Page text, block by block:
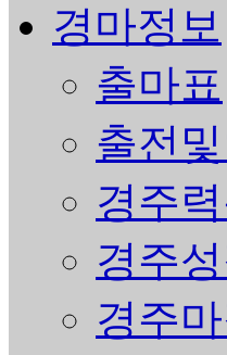
경마정보
출마표
출전
경주
경주
경주